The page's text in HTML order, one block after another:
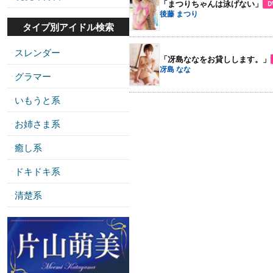
タイプ別アイドル検索
・ スレンダー
・ グラマー
・ いもうと系
・ お姉さま系
・ 癒し系
・ ドキドキ系
・ 清楚系
「まつりちゃんは泳げない」
後藤 まつり
「冴島ななをお貸しします。」
冴島 なな